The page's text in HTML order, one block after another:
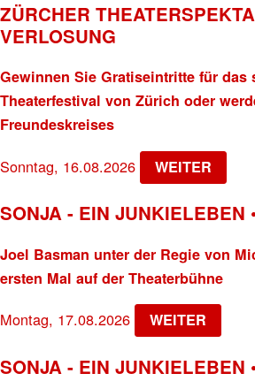
ZÜRCHER
VERLOSUNG
Gewinnen Sie Gratiseintritte für das
Theaterfestival von Zürich oder
Freundeskreises
Sonntag, 16.08.2026 WEITER
SONJA - EIN JUNKIELEBEN
Joel Basman unter der Regie von
ersten Mal auf der Theaterbühne
Montag, 17.08.2026 WEITER
SONJA - EIN JUNKIELEBEN